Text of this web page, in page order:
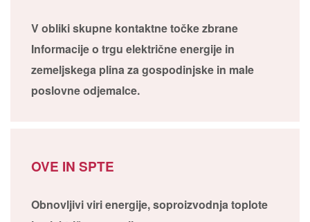
V obliki skupne kontaktne točke zbrane
Informacije o trgu električne energije in
zemeljskega plina za gospodinjske in male
poslovne odjemalce.
OVE IN SPTE
Obnovljivi viri energije, soproizvodnja toplote